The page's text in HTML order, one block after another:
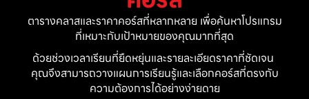
ตารางคลาสและราคาคอร์สที่หลากหลาย เพื่อค้นหาโปรแกรม
ที่เหมาะกับเป้าหมายของคุณมากที่สุด
ด้วยช่วงเวลาเรียนที่ยืดหยุ่นและรายละเอียดราคาที่ชัดเจน
คุณจึงสามารถวางแผนการเรียนรู้และเลือกคอร์สที่ตรงกับ
ความต้องการได้อย่างง่ายดาย